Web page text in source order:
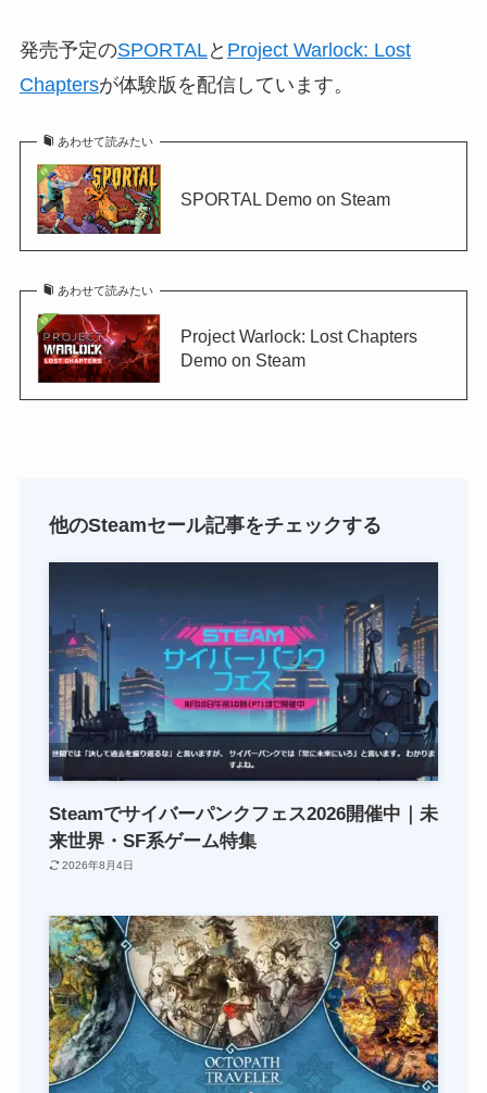
発売予定のSPORTALと Project Warlock: Lost
Chaptersが体験版を配信しています。
あわせて読みたい
SPORTAL Demo on Steam
あわせて読みたい
Project Warlock: Lost Chapters
Demo on Steam
他のSteamセール記事をチェックする
Steamでサイバーパンクフェス2026開催中｜未
来世界・SF系ゲーム特集
2026年8月4日